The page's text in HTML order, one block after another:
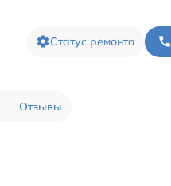
Статус ремонта
Отзывы